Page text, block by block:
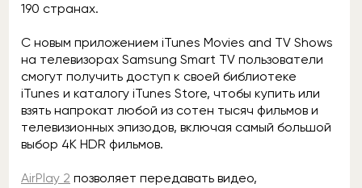
190 странах.
С новым приложением iTunes Movies and TV Shows
на телевизорах Samsung Smart TV пользователи
смогут получить доступ к своей библиотеке
iTunes и каталогу iTunes Store, чтобы купить или
взять напрокат любой из сотен тысяч фильмов и
телевизионных эпизодов, включая самый большой
выбор 4K HDR фильмов.
AirPlay 2 позволяет передавать видео,